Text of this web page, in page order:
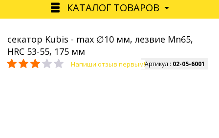
КАТАЛОГ ТОВАРОВ
секатор Kubis - max ∅10 мм, лезвие Mn65,
HRC 53-55, 175 мм
Напиши отзыв первым!Артикул : 02-05-6001